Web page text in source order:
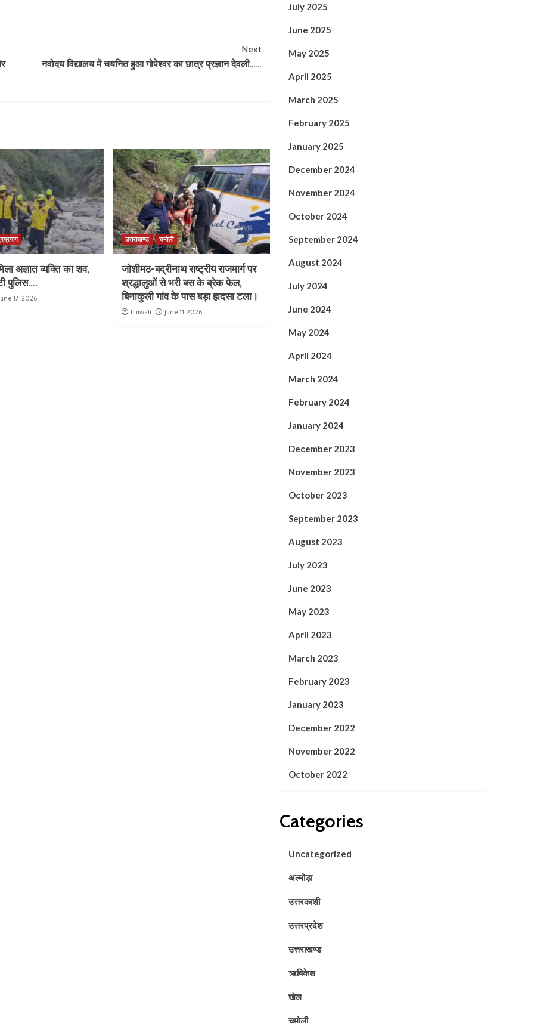
Next
नवोदय विद्यालय में चयनित हुआ गोपेश्वर का छात्र प्रज्ञान देवली……
अज्ञात व्यक्ति का शव,
पुलिस….
17, 2026
उत्तराखण्ड चमोली
जोशीमठ-बद्रीनाथ राष्ट्रीय राजमार्ग पर
श्रद्धालुओं से भरी बस के ब्रेक फेल,
बिनाकुली गांव के पास बड़ा हादसा टला।
hinwali June 11, 2026
July 2025
June 2025
May 2025
April 2025
March 2025
February 2025
January 2025
December 2024
November 2024
October 2024
September 2024
August 2024
July 2024
June 2024
May 2024
April 2024
March 2024
February 2024
January 2024
December 2023
November 2023
October 2023
September 2023
August 2023
July 2023
June 2023
May 2023
April 2023
March 2023
February 2023
January 2023
December 2022
November 2022
October 2022
Categories
Uncategorized
अल्मोड़ा
उत्तरकाशी
उत्तरप्रदेश
उत्तराखण्ड
ऋषिकेश
खेल
चमोली